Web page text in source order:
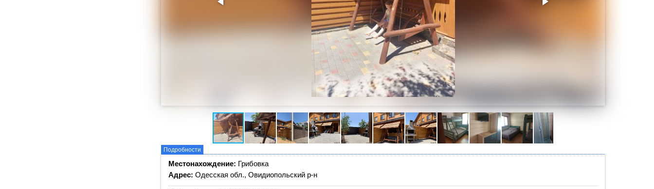
Подробности
Местонахождение: Грибовка
Адрес: Одесская обл., Овидиопольский р-н